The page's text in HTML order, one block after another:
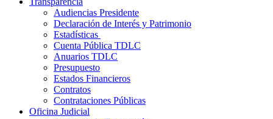
Audiencias Presidente
Declaración de Interés y Patrimonio
Estadísticas
Cuenta Pública TDLC
Anuarios TDLC
Presupuesto
Estados Financieros
Contratos
Contrataciones Públicas
Oficina Judicial